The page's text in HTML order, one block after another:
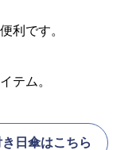
利です。
テム。
日傘はこちら